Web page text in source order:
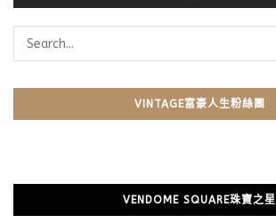
VINTAGE富豪人生粉絲團
VENDOME SQUARE珠寶之星